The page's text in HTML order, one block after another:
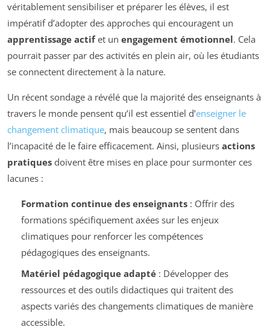
véritablement sensibiliser et préparer les élèves, il est
impératif d’adopter des approches qui encouragent un
apprentissage actifet un engagement émotionnel. Cela
pourrait passer par des activités en plein air, où les étudiants
se connectent directement à la nature.
Un récent sondage a révélé que la majorité des enseignants à
travers le monde pensent qu’il est essentiel d’enseigner le
changement climatique, mais beaucoup se sentent dans
l’incapacité de le faire efficacement. Ainsi, plusieurs actions
pratiques doivent être mises en place pour surmonter ces
lacunes :
Formation continue des enseignants: Offrir des
formations spécifiquement axées sur les enjeux
climatiques pour renforcer les compétences
pédagogiques des enseignants.
Matériel pédagogique adapté: Développer des
ressources et des outils didactiques qui traitent des
aspects variés des changements climatiques de manière
accessible.